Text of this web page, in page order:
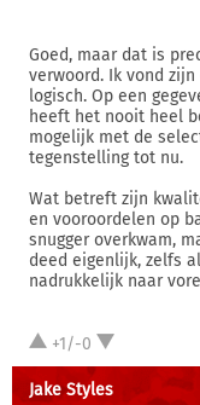
Goed, maar dat is
verwoord. Ik vond
logisch. Op een
heeft het nooit heel
mogelijk met de
tegenstelling tot nu.
Wat betreft zijn
en vooroordelen op
snugger overkwam,
deed eigenlijk, zelfs
nadrukkelijk naar
+1/-0
Jake Styles